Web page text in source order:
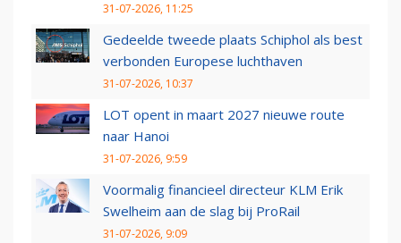
31-07-2026, 11:25
Gedeelde tweede plaats Schiphol als best
verbonden Europese luchthaven
31-07-2026, 10:37
LOT opent in maart 2027 nieuwe route
naar Hanoi
31-07-2026, 9:59
Voormalig financieel directeur KLM Erik
Swelheim aan de slag bij ProRail
31-07-2026, 9:09